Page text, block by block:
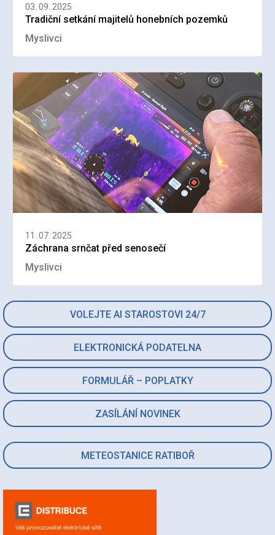
VOLEJTE AI STAROSTOVI 24/7
ELEKTRONICKÁ PODATELNA
FORMULÁŘ – POPLATKY
ZASÍLÁNÍ NOVINEK
METEOSTANICE RATIBOŘ
03. 09. 2025
Tradiční setkání majitelů honebních pozemků
Myslivci
11. 07. 2025
Záchrana srnčat před senosečí
Myslivci